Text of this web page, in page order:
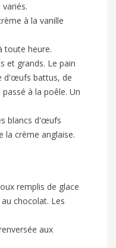
à la vanille
toute heure.
et grands. Le pain
d'œufs battus, de
à la poêle. Un
blancs d'œufs
la crème anglaise.
remplis de glace
chocolat. Les
aux